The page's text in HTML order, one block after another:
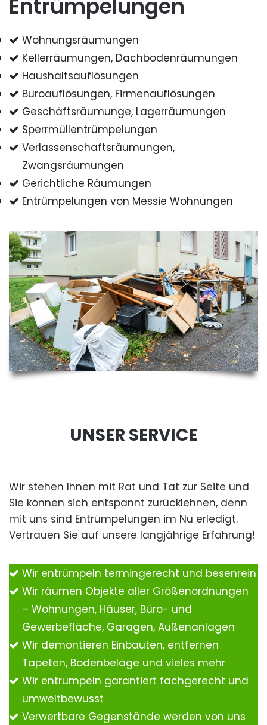
Entrümpelungen
Wohnungsräumungen
Kellerräumungen, Dachbodenräumungen
Haushaltsauflösungen
Büroauflösungen, Firmenauflösungen
Geschäftsräumunge, Lagerräumungen
Sperrmüllentrümpelungen
Verlassenschaftsräumungen,
Zwangsräumungen
Gerichtliche Räumungen
Entrümpelungen von Messie Wohnungen
UNSER SERVICE
Wir stehen Ihnen mit Rat und Tat zur Seite und
Sie können sich entspannt zurücklehnen, denn
mit uns sind Entrümpelungen im Nu erledigt.
Vertrauen Sie auf unsere langjährige Erfahrung!
Wir entrümpeln termingerecht und besenrein
Wir räumen Objekte aller Größenordnungen
– Wohnungen, Häuser, Büro- und
Gewerbefläche, Garagen, Außenanlagen
Wir demontieren Einbauten, entfernen
Tapeten, Bodenbeläge und vieles mehr
Wir entrümpeln garantiert fachgerecht und
umweltbewusst
Verwertbare Gegenstände werden von uns